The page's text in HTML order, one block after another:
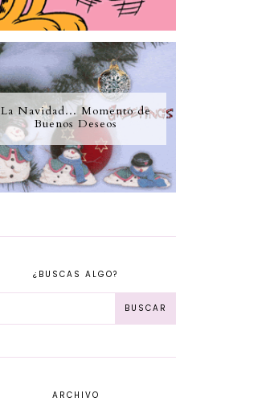
La Navidad... Momento de
Buenos Deseos
¿BUSCAS ALGO?
ARCHIVO